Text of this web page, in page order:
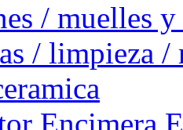
/ muelles
/ limpieza /